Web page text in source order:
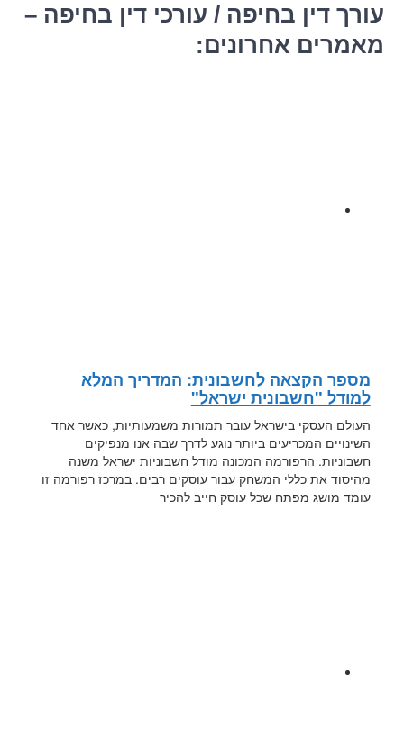
עורך דין בחיפה / עורכי דין בחיפה –
מאמרים אחרונים:
מספר הקצאה לחשבונית: המדריך המלא
למודל "חשבונית ישראל"
העולם העסקי בישראל עובר תמורות משמעותיות, כאשר אחד
השינויים המכריעים ביותר נוגע לדרך שבה אנו מנפיקים
חשבוניות. הרפורמה המכונה מודל חשבוניות ישראל משנה
מהיסוד את כללי המשחק עבור עוסקים רבים. במרכז רפורמה זו
עומד מושג מפתח שכל עוסק חייב להכיר